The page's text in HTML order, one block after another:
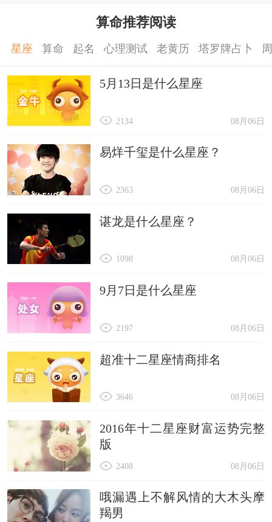
算命推荐阅读
星座 算命 起名 心理测试 老黄历 塔罗牌占卜
5月13日是什么星座
08月06日
2134
易烊千玺是什么星座？
08月06日
2363
谌龙是什么星座？
08月06日
1098
9月7日是什么星座
08月06日
2197
超准十二星座情商排名
08月06日
3646
2016年十二星座财富运势完整
版
08月06日
2408
哦漏遇上不解风情的大木头摩
羯男